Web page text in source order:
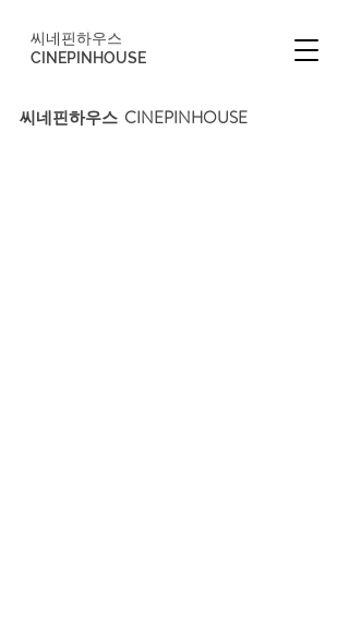
씨네핀하우스
CINEPINHOUSE
씨네핀하우스  CINEPINHOUSE